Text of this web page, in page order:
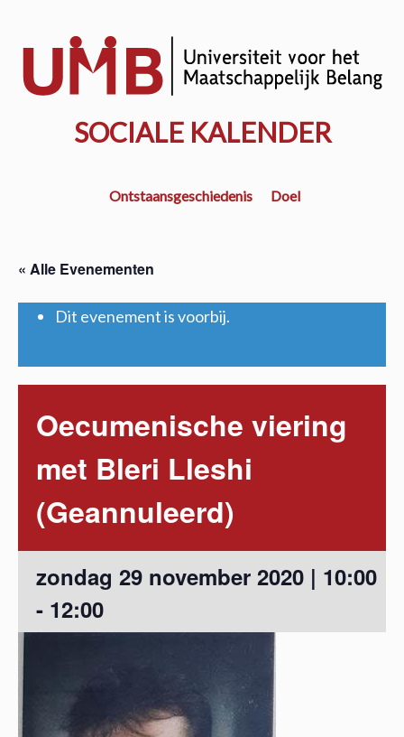
hoofd
SOCIALE KALENDER
Ontstaansgeschiedenis Doel
« Alle Evenementen
Dit evenement is voorbij.
Oecumenische viering
met Bleri Lleshi
(Geannuleerd)
zondag 29 november 2020 | 10:00
- 12:00